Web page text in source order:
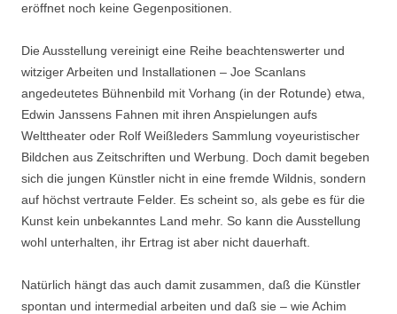
eröffnet noch keine Gegenpositionen.
Die Ausstellung vereinigt eine Reihe beachtenswerter und
witziger Arbeiten und Installationen – Joe Scanlans
angedeutetes Bühnenbild mit Vorhang (in der Rotunde) etwa,
Edwin Janssens Fahnen mit ihren Anspielungen aufs
Welttheater oder Rolf Weißleders Sammlung voyeuristischer
Bildchen aus Zeitschriften und Werbung. Doch damit begeben
sich die jungen Künstler nicht in eine fremde Wildnis, sondern
auf höchst vertraute Felder. Es scheint so, als gebe es für die
Kunst kein unbekanntes Land mehr. So kann die Ausstellung
wohl unterhalten, ihr Ertrag ist aber nicht dauerhaft.
Natürlich hängt das auch damit zusammen, daß die Künstler
spontan und intermedial arbeiten und daß sie – wie Achim